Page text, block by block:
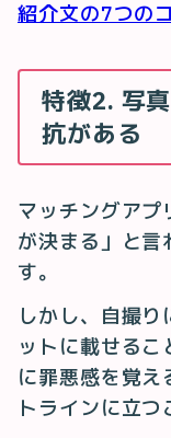
紹介文の7つの
特徴2. 写
抗がある
マッチングアプ
が決まる」と言
す。
しかし、自撮
ットに載せる
に罪悪感を覚え
トラインに立つ